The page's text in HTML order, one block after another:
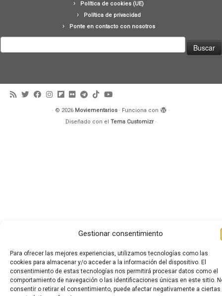
Gestionar consentimiento
Para ofrecer las mejores experiencias, utilizamos tecnologías como las
cookies para almacenar y/o acceder a la información del dispositivo. El
consentimiento de estas tecnologías nos permitirá procesar datos como el
comportamiento de navegación o las identificaciones únicas en este sitio.
consentir o retirar el consentimiento, puede afectar negativamente a ciertas
Política de cookies (UE)
Política de privacidad
Ponte en contacto con nosotros
· © 2026 Moviementarios · Funciona con
·
Diseñado con el Tema Customizr·